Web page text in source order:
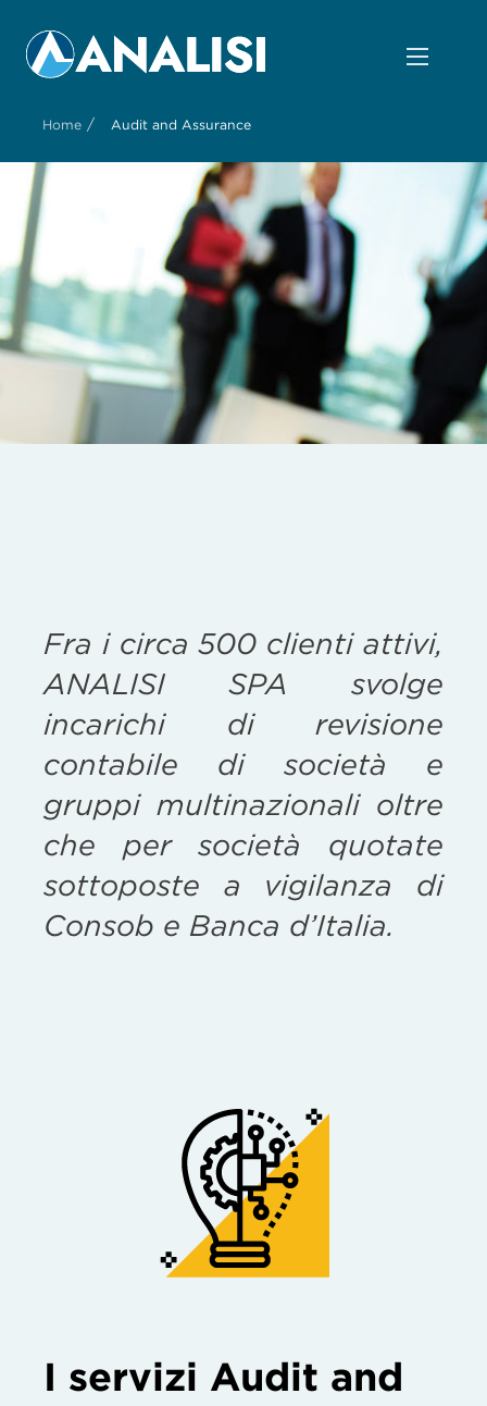
Home / Audit and Assurance
Fra i circa 500 clienti attivi,
ANALISI SPA svolge
incarichi di revisione
contabile di società e
gruppi multinazionali oltre
che per società quotate
sottoposte a vigilanza di
Consob e Banca d’Italia.
I servizi Audit and